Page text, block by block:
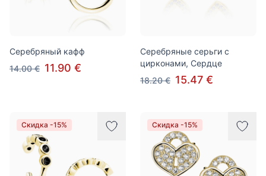
Серебряный кафф
14.00 € 11.90 €
Серебряные серьги с
цирконами, Сердце
18.20 € 15.47 €
Скидка -15% Скидка -15%